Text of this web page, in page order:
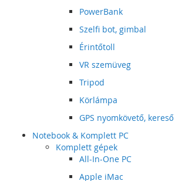
PowerBank
Szelfi bot, gimbal
Érintőtoll
VR szemüveg
Tripod
Körlámpa
GPS nyomkövető, kereső
Notebook & Komplett PC
Komplett gépek
All-In-One PC
Apple iMac